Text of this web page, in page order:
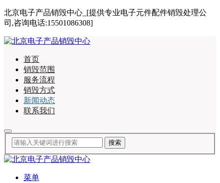
北京电子产品销毁中心_[提供专业电子元件配件销毁处理公
司,咨询电话:15501086308]
首页
销毁范围
服务流程
销毁方式
新闻动态
联系我们
菜单